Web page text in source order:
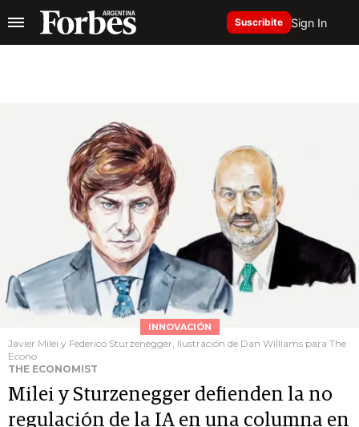
Suscribite Sign In
INNOVACIÓN
Javier Milei y Federico Sturzenegger, Ilustración de Dan Williams para The
Econo
THE ECONOMIST
Milei y Sturzenegger defienden la no
regulación de la IA en una columna en